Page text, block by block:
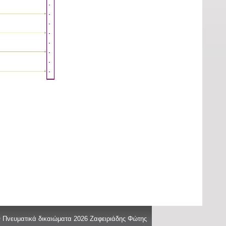
δικαιώματα 2026 Ζαφειριάδης Φώτης